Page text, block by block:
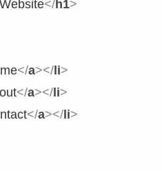
</h1>
</a></li>
</a></li>
</a></li>